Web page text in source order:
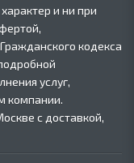
и ни при
кодекса
услуг,
компании.
с доставкой,